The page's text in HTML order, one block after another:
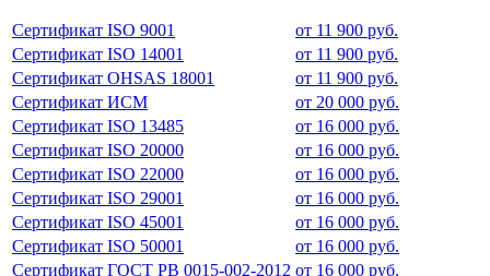
Сертификат ISO 9001
от 11 900 руб.
Сертификат ISO 14001
от 11 900 руб.
Сертификат OHSAS 18001
от 11 900 руб.
Сертификат ИСМ
от 20 000 руб.
Сертификат ISO 13485
от 16 000 руб.
Сертификат ISO 20000
от 16 000 руб.
Сертификат ISO 22000
от 16 000 руб.
Сертификат ISO 29001
от 16 000 руб.
Сертификат ISO 45001
от 16 000 руб.
Сертификат ISO 50001
от 16 000 руб.
Сертификат ГОСТ РВ 0015-002-2012 от 16 000 руб.